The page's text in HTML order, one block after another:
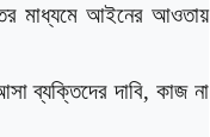
মাধ্যমে আইনের আওতায়
ব্যক্তিদের দাবি, কাজ না